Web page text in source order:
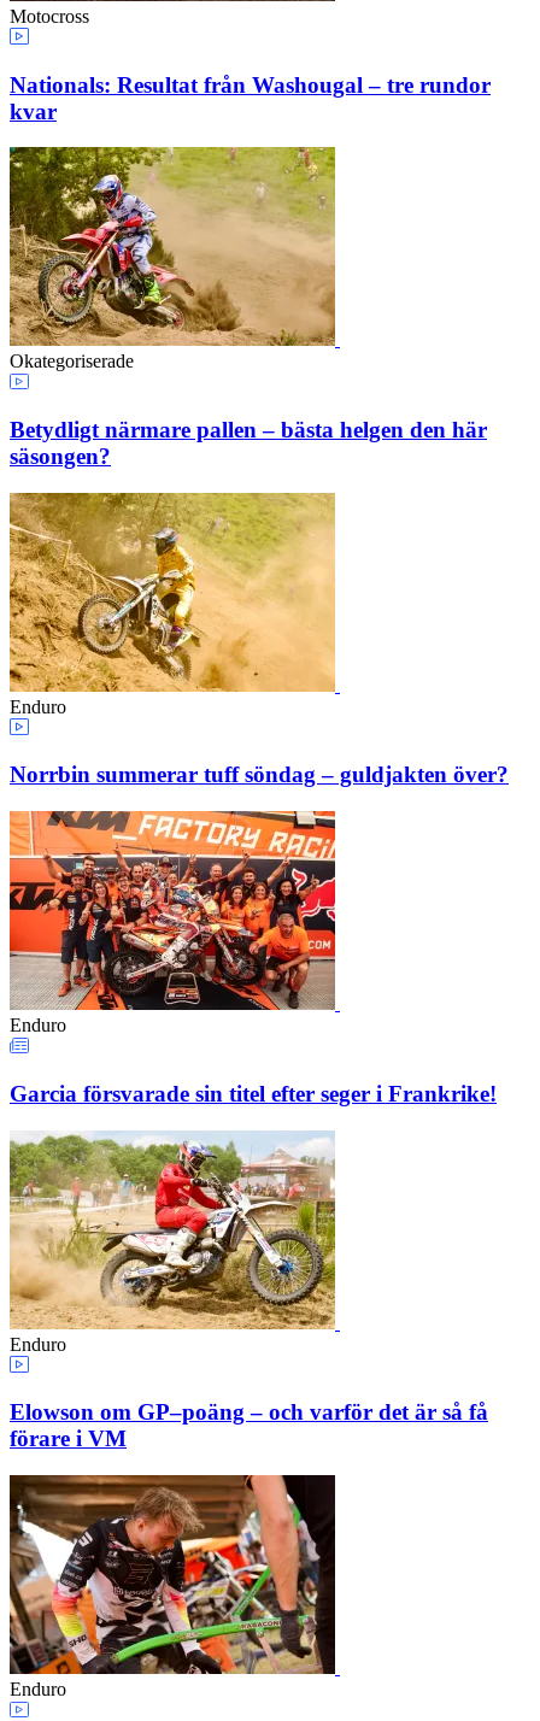
Motocross
Nationals: Resultat från Washougal – tre rundor
kvar
Okategoriserade
Betydligt närmare pallen – bästa helgen den här
säsongen?
Enduro
Norrbin summerar tuff söndag – guldjakten över?
Enduro
Garcia försvarade sin titel efter seger i Frankrike!
Enduro
Elowson om GP–poäng – och varför det är så få
förare i VM
Enduro